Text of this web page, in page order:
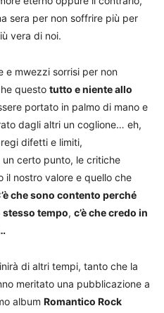
sera per non soffrire più per
vera di noi.
e mwezzi sorrisi per non
questo tutto e niente allo
portato in palmo di mano e
dagli altri un coglione… eh,
difetti e limiti,
certo punto, le critiche
il nostro valore e quello che
che sono contento perché
stesso tempo, c’è che credo in
di altri tempi, tanto che la
meritato una pubblicazione a
album Romantico Rock